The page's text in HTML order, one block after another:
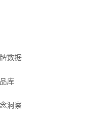
数据
库
洞察